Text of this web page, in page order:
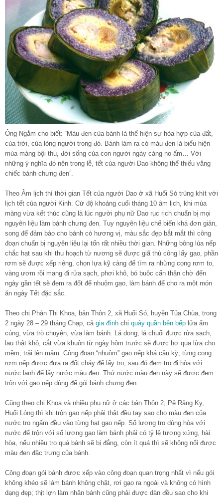
Ông Ngắm cho biết: “Màu đen của bánh là thể hiện sự hòa hợp của đất,
của trời, của lòng người trong đó. Bánh làm ra có màu đen là biểu hiện
mùa màng bội thu, đời sống của con người ngày càng no ấm… Với
những ý nghĩa đó nên trong lễ, tết của người Dao không thể thiếu vắng
chiếc bánh chưng đen”.
Theo Âm lịch thì thời gian Tết của người Dao ở xã Huổi Só trùng khít với
lịch tết của người Kinh. Cứ độ khoảng cuối tháng 10 âm lịch, khi mùa
màng vừa kết thúc cũng là lúc người phụ nữ Dao rục rịch chuẩn bị mọi
nguyên liệu làm bánh chưng đen. Tuy nguyên liệu chế biến khá đơn giản,
song để đảm bảo cho bánh có hương vị, màu sắc đẹp bắt mắt thì công
đoạn chuẩn bị nguyên liệu lại tốn rất nhiều thời gian. Những bông lúa nếp
chắc hạt sau khi thu hoạch từ nương sẽ được giã thủ công lấy gạo, phần
rơm sẽ được xếp riêng, chọn lựa kỹ càng để tìm ra những cọng rơm to,
vàng ươm rồi mang đi rửa sạch, phơi khô, bó buộc cẩn thận chờ đến
ngày gần tết sẽ đem ra đốt để nhuộm gạo, làm bánh để cho ra một món
ăn ngày Tết đặc sắc.
Theo chị Phàn Thị Khoa, bản Thôn 2, xã Huổi Só, huyện Tủa Chùa, trong
2 ngày 28 – 29 tháng Chạp, cả gia đình chị quây quần bên bếp lửa ấm
cúng, vừa trò chuyện, vừa làm bánh. Lá dong, lá chuối được rửa sạch,
lau thật khô, cắt vừa khuôn từ ngày hôm trước sẽ được hơ qua lửa cho
mềm, trải lên mâm. Công đoạn “nhuộm” gạo nếp khá cầu kỳ, từng cọng
rơm nếp được đưa ra đốt cháy để lấy tro, sau đó đem tro đi hòa với
nước lạnh để lấy nước màu đen. Thứ nước màu đen này sẽ được đem
trộn với gạo nếp dùng để gói bánh chưng đen.
Cũng theo chị Khoa và nhiều phụ nữ ở các bản Thôn 2, Pê Răng Ky,
Huổi Lóng thì khi trộn gạo nếp phải thật đều tay sao cho màu đen của
nước tro ngấm đều vào từng hạt gạo nếp. Số lượng tro dùng hòa với
nước để trộn với số lượng gạo làm bánh phải có tỷ lệ tương xứng, hài
hòa, nếu nhiều tro quá bánh sẽ bị đắng, còn ít quá thì sẽ không nổi được
màu đen đặc trưng của bánh.
Công đoạn gói bánh được xếp vào công đoạn quan trọng nhất vì nếu gói
không khéo sẽ làm bánh không chặt, rơi gạo ra ngoài và không có hình
dạng đẹp; thịt lợn làm nhân bánh cũng phải được dàn đều sao cho khi